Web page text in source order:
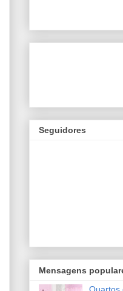
Seguidores
Mensagens
Quartos